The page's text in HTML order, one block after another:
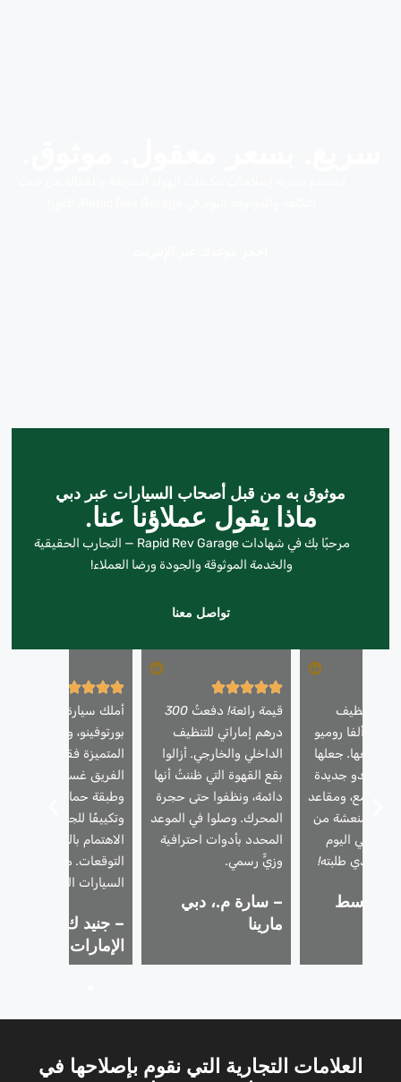
موثوق به من قبل أصحاب السيارات عبر دبي
ماذا يقول عملاؤنا عنا.
مرحبًا بك في شهادات Rapid Rev Garage — التجارب الحقيقية
والخدمة الموثوقة والجودة ورضا العملاء!
تواصل معنا
تنظيف
ألفا روميو
بيعها. جعلها
تبدو جديدة
لامع، ومقاعد
منعشة من
في اليوم
الذي طلبته!
ز.، وسط
قيمة رائعة! دفعتُ 300
درهم إماراتي للتنظيف
الداخلي والخارجي. أزالوا
بقع القهوة التي ظننتُ أنها
دائمة، ونظفوا حتى حجرة
المحرك. وصلوا في الموعد
المحدد بأدوات احترافية
وزيٍّ رسمي.
– سارة م.، دبي
مارينا
أملك سيارة فيراري
بورتوفينو، وأثق بخدماتنا
المتميزة فقط. استخدم
الفريق غسيلًا رغويًا آمنًا،
وطبقة حماية للطلاء،
وتكييفًا للجلد. فاق
الاهتمام بالتفاصيل كل
التوقعات. مثالية لمالكي
السيارات الفاخرة.
– جنيد ك.، تلال
الإمارات
العلامات التجارية التي نقوم بإصلاحها في